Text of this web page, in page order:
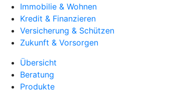
Immobilie & Wohnen
Kredit & Finanzieren
Versicherung & Schützen
Zukunft & Vorsorgen
Übersicht
Beratung
Produkte